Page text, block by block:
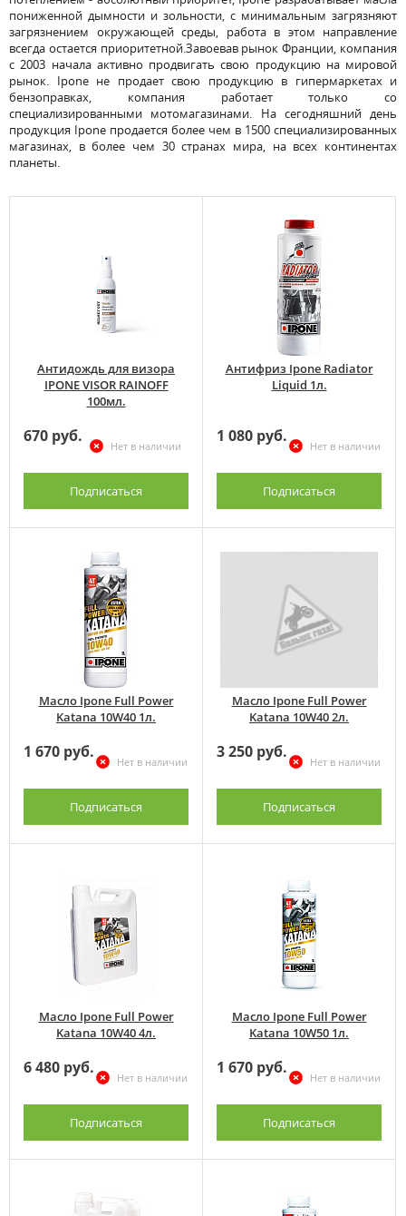
пониженной дымности и зольности, с минимальным загрязняют
загрязнением окружающей среды, работа в этом направление
всегда остается приоритетной.Завоевав рынок Франции, компания
с 2003 начала активно продвигать свою продукцию на мировой
рынок. Ipone не продает свою продукцию в гипермаркетах и
бензоправках, компания работает только со
специализированными мотомагазинами. На сегодняшний день
продукция Ipone продается более чем в 1500 специализированных
магазинах, в более чем 30 странах мира, на всех континентах
планеты.
Антидождь для визора
IPONE VISOR RAINOFF
100мл.
670 руб.
Нет в наличии
Подписаться
Антифриз Ipone Radiator
Liquid 1л.
1 080 руб.
Нет в наличии
Подписаться
Масло Ipone Full Power
Katana 10W40 1л.
1 670 руб.
Нет в наличии
Подписаться
Масло Ipone Full Power
Katana 10W40 2л.
3 250 руб.
Нет в наличии
Подписаться
Масло Ipone Full Power
Katana 10W40 4л.
6 480 руб.
Нет в наличии
Подписаться
Масло Ipone Full Power
Katana 10W50 1л.
1 670 руб.
Нет в наличии
Подписаться